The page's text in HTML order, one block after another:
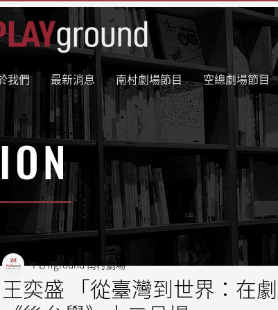
我們 最新消息 南村劇場節目 空總劇場節目
王奕盛 「從臺灣到世界：在
PLAYground 南村劇場